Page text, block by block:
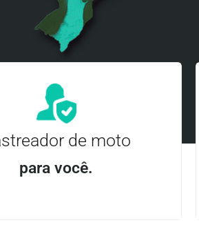
de moto
para você.